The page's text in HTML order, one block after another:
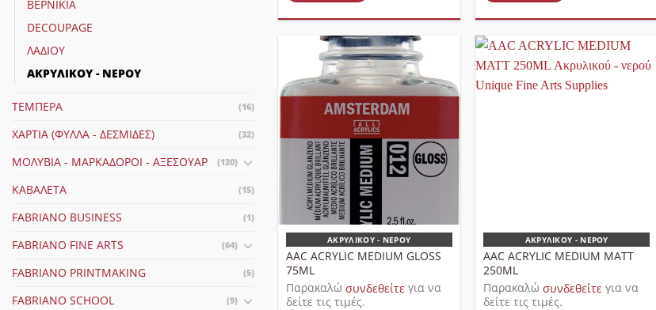
ΒΕΡΝΊΚΙΑ
DECOUPAGE
ΛΑΔΙΟΎ
ΑΚΡΥΛΙΚΟΎ - ΝΕΡΟΎ
ΤΈΜΠΕΡΑ (16)
ΧΑΡΤΙΆ (ΦΎΛΛΑ - ΔΕΣΜΊΔΕΣ) (32)
ΜΟΛΎΒΙΑ - ΜΑΡΚΑΔΌΡΟΙ - ΑΞΕΣΟΥΆΡ (120)
ΚΑΒΑΛΈΤΑ (15)
FABRIANO BUSINESS (1)
FABRIANO FINE ARTS (64)
FABRIANO PRINTMAKING (5)
FABRIANO SCHOOL (9)
ΑΚΡΥΛΙΚΟΎ - ΝΕΡΟΎ
AAC ACRYLIC MEDIUM GLOSS
75ML
Παρακαλώ συνδεθείτε για να
δείτε τις τιμές.
ΑΚΡΥΛΙΚΟΎ - ΝΕΡΟΎ
AAC ACRYLIC MEDIUM MATT
250ML
Παρακαλώσυνδεθείτε για να
δείτε τις τιμές.